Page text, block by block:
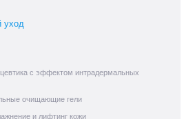
уход
с эффектом интрадермальных
очищающие гели
и лифтинг кожи